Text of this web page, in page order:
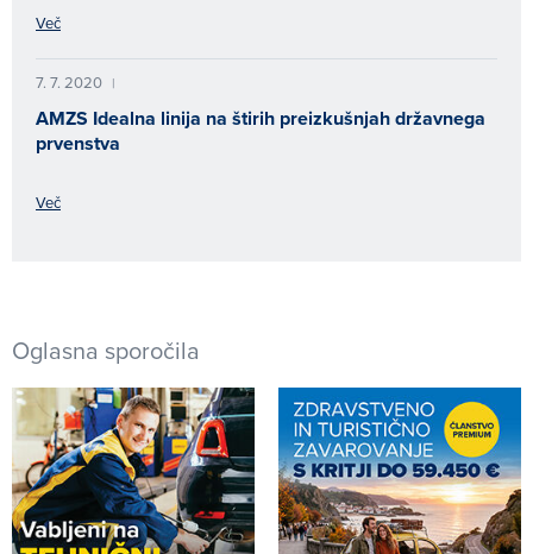
Več
7. 7. 2020 |
AMZS Idealna linija na štirih preizkušnjah državnega
prvenstva
Več
Oglasna sporočila